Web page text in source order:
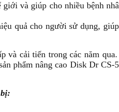
và giúp cho nhiều bệnh
quả cho người sử dụng,
và cải tiến trong các năm
phẩm nâng cao Disk Dr